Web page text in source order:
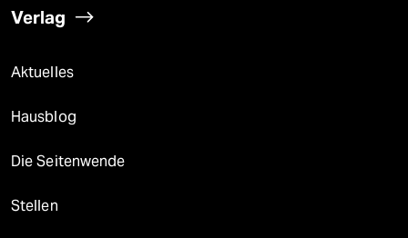
Verlag
Aktuelles
Hausblog
Die Seitenwende
Stellen